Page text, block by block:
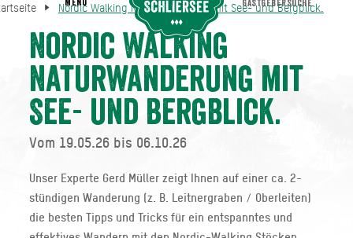
Nordic Walking Naturwanderung mit See- und Bergblick.
Nordic Walking
Naturwanderung mit
See- und Bergblick.
Vom 19.05.26 bis 06.10.26
Unser Experte Gerd Müller zeigt Ihnen auf einer ca. 2-
stündigen Wanderung (z. B. Leitnergraben / Oberleiten)
die besten Tipps und Tricks für ein entspanntes und
Startseite Nordic Walking Naturwanderung mit See- und Bergblick.
MENU GASTGEBERSUCHE